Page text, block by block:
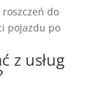
do
pojazdu po
z usług